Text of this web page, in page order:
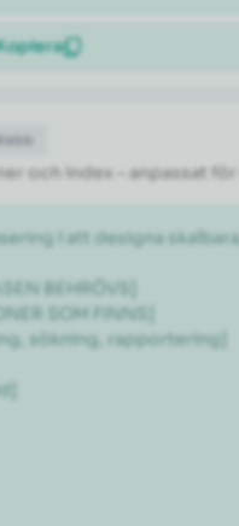
och index – anpassat
i att designa
BEHRÖVS]
SOM FINNS]
sökning, rapportering]